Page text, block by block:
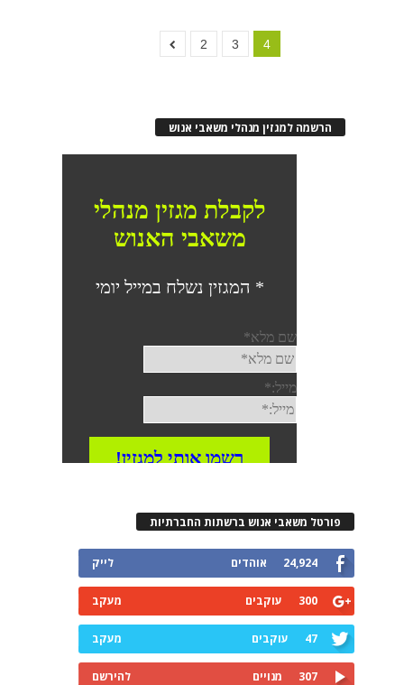
2 3 4
הרשמה למגזין מנהלי משאבי אנוש
פורטל משאבי אנוש ברשתות החברתיות
24,924 אוהדים לייק
300 עוקבים מעקב
47 עוקבים מעקב
307 מנויים להירשם